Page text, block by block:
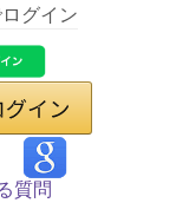
グイン
質問